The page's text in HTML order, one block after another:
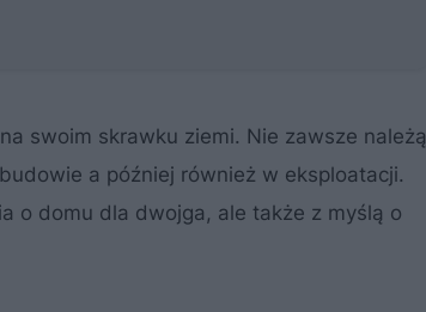
swoim skrawku ziemi. Nie zawsze należą
a później również w eksploatacji.
o domu dla dwojga, ale także z myślą o